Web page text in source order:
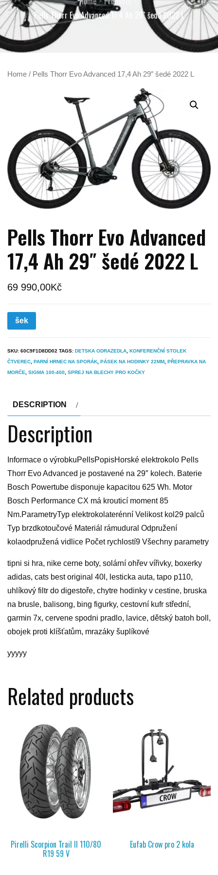
Pells Thorr Evo Advanced 17,4 Ah 29″ šedé 2022 L
Home / Pells Thorr Evo Advanced 17,4 Ah 29″ šedé 2022 L
Pells Thorr Evo Advanced
17,4 Ah 29″ šedé 2022 L
69 990,00Kč
šek
SKU: 60C9F1D8DD02 TAGS: DETSKA ODRAZEDLA KONFERENČNÍ STOLEK
ČTVEREC PARNÍ HRNEC NA SPORÁK PÁSEK NA HODINKY 22MM PŘEPRAVKA NA
MORČE
SIGMA 100-400 SPREJ NA BLECHY PRO KOČKY
DESCRIPTION
Description
Informace o výrobkuPellsPopisHorské elektrokolo Pells
Thorr Evo Advanced je postavené na 29″ kolech. Baterie
Bosch Powertube disponuje kapacitou 625 Wh. Motor
Bosch Performance CX má krouticí moment 85
Nm.ParametryTyp elektrokolaterénní Velikost kol29 palců
Typ brzdkotoučové Materiál rámudural Odpružení
kolaodpružená vidlice Počet rychlostí9 Všechny parametry
tipni si hra, nike cerne boty, solární ohřev vířivky, boxerky
adidas, cats best original 40l, lesticka auta, tapo p110,
uhlíkový filtr do digestoře, chytre hodinky v cestine, bruska
na brusle, balisong, bing figurky, cestovní kufr střední,
garmin 7x, cervene spodni pradlo, lavice, dětský batoh boll,
obojek proti klíšťatům, mrazáky šuplíkové
yyyyy
Related products
Pirelli Scorpion Trail II 110/80
R19 59 V
Eufab Crow pro 2 kola